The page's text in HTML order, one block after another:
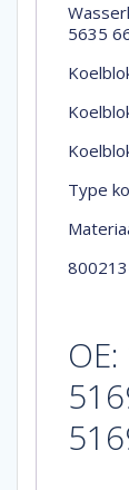
5635
Type